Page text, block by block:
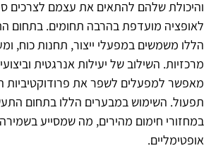
והיכולת שלהם להתאים את עצמם לצרכים
לאופציה מועדפת בהרבה תחומים. בתחום
הללו משמשים במפעלי ייצור, תחנות כוח,
מרכזיות. השילוב של יעילות אנרגטית
מאפשר למפעלים לשפר את פרודוקטיביות
תפעול. השימוש במבערים הללו בתחום
במחזורי חימום מהירים, מה שמסייע
אופטימליים.